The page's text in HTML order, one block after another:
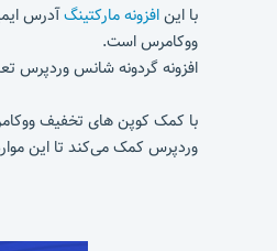
با اینافزونه مارکتینگآدرس
ووکامرس است.
افزونه گردونه شانس وردپرس
با کمک کوپن های تخفیف
وردپرس کمک می‌کند تا این